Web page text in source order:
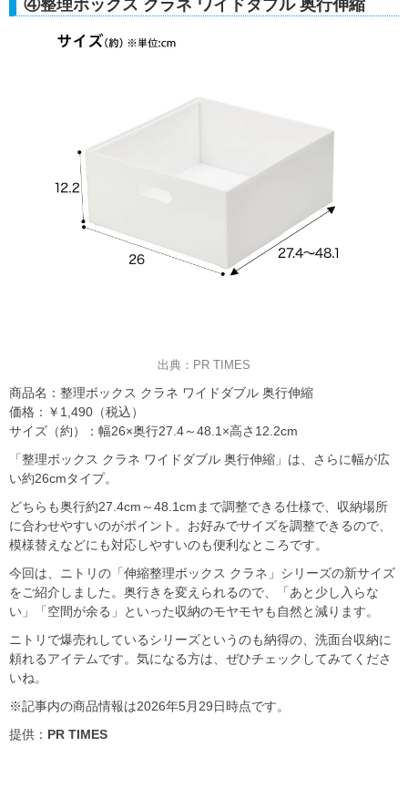
④整理ボックス クラネ ワイドダブル 奥行伸縮
出典：PR TIMES
商品名：整理ボックス クラネ ワイドダブル 奥行伸縮
価格：￥1,490（税込）
サイズ（約）：幅26×奥行27.4～48.1×高さ12.2cm
「整理ボックス クラネ ワイドダブル 奥行伸縮」は、さらに幅が広
い約26cmタイプ。
どちらも奥行約27.4cm～48.1cmまで調整できる仕様で、収納場所
に合わせやすいのがポイント。お好みでサイズを調整できるので、
模様替えなどにも対応しやすいのも便利なところです。
今回は、ニトリの「伸縮整理ボックス クラネ」シリーズの新サイズ
をご紹介しました。奥行きを変えられるので、「あと少し入らな
い」「空間が余る」といった収納のモヤモヤも自然と減ります。
ニトリで爆売れしているシリーズというのも納得の、洗面台収納に
頼れるアイテムです。気になる方は、ぜひチェックしてみてくださ
いね。
※記事内の商品情報は2026年5月29日時点です。
提供： PR TIMES